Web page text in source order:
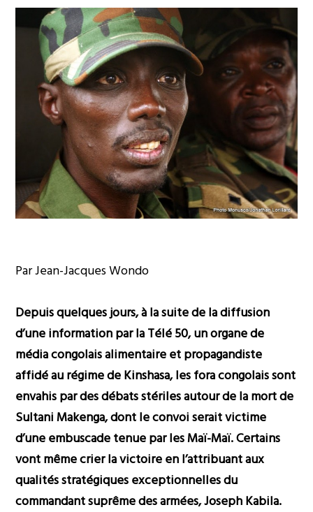
Par Jean-Jacques Wondo
Depuis quelques jours, à la suite de la diffusion
d’une information par la Télé 50, un organe de
média congolais alimentaire et propagandiste
affidé au régime de Kinshasa, les fora congolais sont
envahis par des débats stériles autour de la mort de
Sultani Makenga, dont le convoi serait victime
d’une embuscade tenue par les Maï-Maï. Certains
vont même crier la victoire en l’attribuant aux
qualités stratégiques exceptionnelles du
commandant suprême des armées, Joseph Kabila.